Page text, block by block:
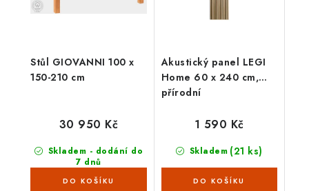
Stůl GIOVANNI 100 x
150-210 cm
Skladem - dodání do
7 dnů
30 950 Kč
Akustický panel LEGI
Home 60 x 240 cm,
přírodní
Skladem (21 ks)
1 590 Kč